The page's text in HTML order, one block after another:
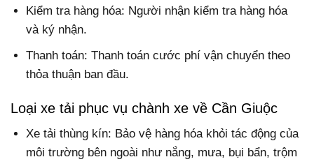
Kiểm tra hàng hóa: Người nhận kiểm tra hàng hóa
và ký nhận.
Thanh toán: Thanh toán cước phí vận chuyển theo
thỏa thuận ban đầu.
Loại xe tải phục vụ chành xe về Cần Giuộc
Xe tải thùng kín: Bảo vệ hàng hóa khỏi tác động của
môi trường bên ngoài như nắng, mưa, bụi bẩn, trộm